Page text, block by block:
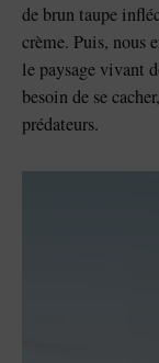
de brun taupe
crème. Puis, nous
le paysage vivant
besoin de se
prédateurs.